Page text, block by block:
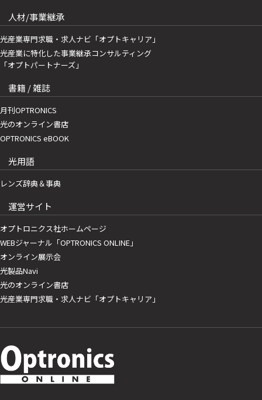
人材/事業継承
光産業専門求職・求人ナビ「オプトキャリア」
光産業に特化した事業継承コンサルティング
「オプトパートナーズ」
書籍 / 雑誌
月刊OPTRONICS
光のオンライン書店
OPTRONICS eBOOK
光用語
レンズ辞典＆事典
運営サイト
オプトロニクス社ホームページ
WEBジャーナル「OPTRONICS ONLINE」
オンライン展示会
光製品Navi
光のオンライン書店
光産業専門求職・求人ナビ「オプトキャリア」